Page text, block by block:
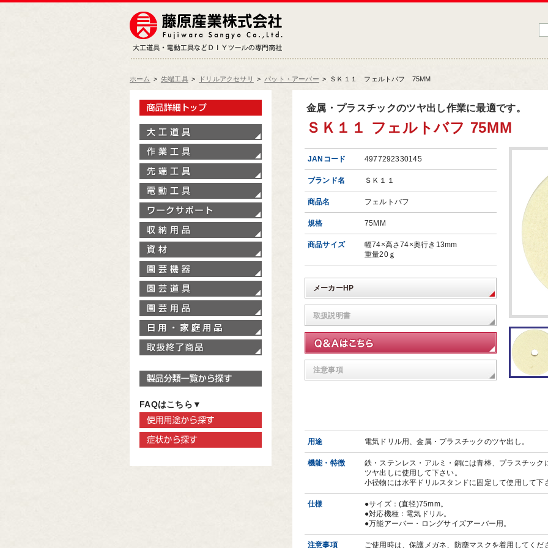
ホーム > 先端工具 > ドリルアクセサリ > パット・アーバー > ＳＫ１１ フェルトバフ 75MM
金属・プラスチックのツヤ出し作業に最適です。
ＳＫ１１ フェルトバフ 75MM
JANコード 4977292330145
ブランド名 ＳＫ１１
商品名 フェルトバフ
規格 75MM
商品サイズ
幅74×高さ74×奥行き13mm
重量20ｇ
メーカーHP
取扱説明書
注意事項
用途 電気ドリル用、金属・プラスチックのツヤ出し。
機能・特徴
鉄・ステンレス・アルミ・銅には青棒、プラスチッ
ツヤ出しに使用して下さい。
小径物には水平ドリルスタンドに固定して使用して下
仕様
●サイズ：(直径)75mm。
●対応機種：電気ドリル。
●万能アーバー・ロングサイズアーバー用。
注意事項 ご使用時は、保護メガネ、防塵マスクを着用してくだ
製品情報トップ
ワークサポート
製品分類一覧から探す
FAQはこちら▼